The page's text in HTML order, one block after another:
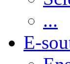
...
E-